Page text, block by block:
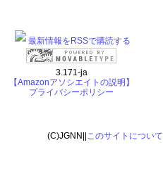
最新情報をRSSで購読する
3.171-ja
【Amazonアソシエイトの説明】
プライバシーポリシー
(C)JGNN|| このサイトについて